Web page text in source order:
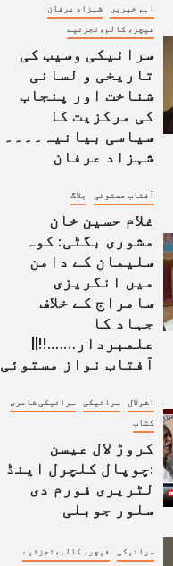
اہم خبریں شہزاد عرفان
فیچر، کالم،تجزئیے
سرائیکی وسیب کی
تاریخی و لسانی
شناخت اور پنجاب
کی مرکزیت کا
سیاسی بیانیہ۔۔۔۔
شہزاد عرفان
آفتاب مستوئی بلاگ
غلام حسین خان
مشوری بگٹی: کوہ
سلیمان کے دامن
میں انگریزی
سامراج کے خلاف
جہاد کا
علمبردار…….!!||
آفتاب نواز مستوئی
اشولال سرائیکی سرائیکی شاعری
کتاب
کروڑ لال عیسن
:چوپال کلچرل اینڈ
لٹریری فورم دی
سلور جوبلی
سرائیکی فیچر، کالم،تجزئیے